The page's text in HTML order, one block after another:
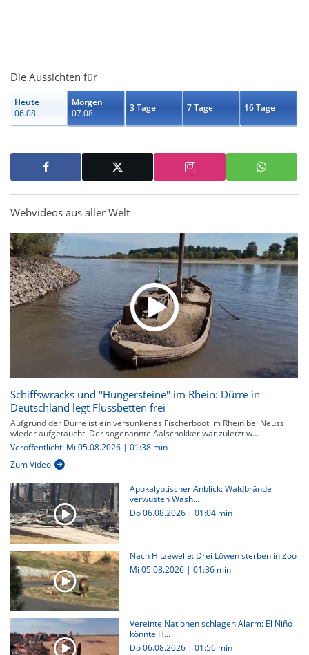
Die Aussichten für
Heute
06.08.
Morgen
07.08.
3 Tage 7 Tage 16 Tage
Webvideos aus aller Welt
Schiffswracks und "Hungersteine" im Rhein: Dürre in
Deutschland legt Flussbetten frei
Aufgrund der Dürre ist ein versunkenes Fischerboot im Rhein bei Neuss
wieder aufgetaucht. Der sogenannte Aalschokker war zuletzt w...
Veröffentlicht: Mi 05.08.2026 | 01:38 min
Zum Video
Apokalyptischer Anblick: Waldbrände
verwüsten Wash...
Do 06.08.2026 | 01:04 min
Nach Hitzewelle: Drei Löwen sterben in Zoo
Mi 05.08.2026 | 01:36 min
Vereinte Nationen schlagen Alarm: El Niño
könnte H...
Do 06.08.2026 | 01:56 min